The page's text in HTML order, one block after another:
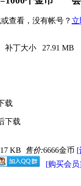
查看，没有帐号？
补丁大小 27.91 MB
载
下载
KB 售价:6666金币 [
[购买会